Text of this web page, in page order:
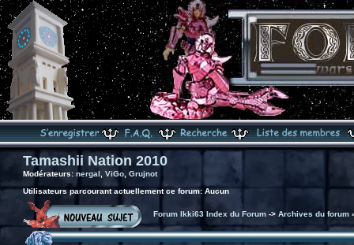
Tamashii Nation 2010
Modérateurs: nergal ViGo, Grujnot
Utilisateurs parcourant actuellement ce forum: Aucun
Forum Ikki63 Index du Forum-> Archives du forum